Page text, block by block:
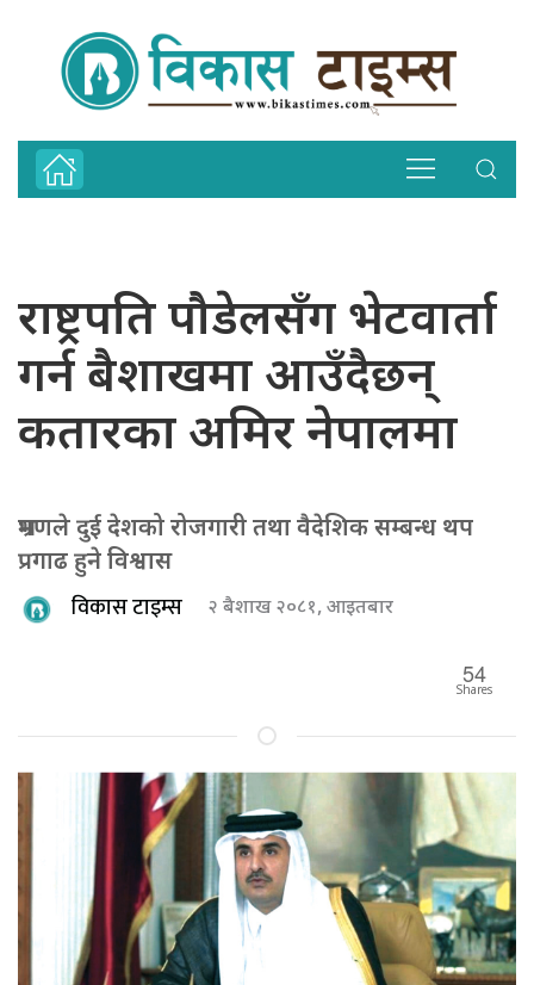
राष्ट्रपति पौडेलसँग भेटवार्ता
गर्न बैशाखमा आउँदैछन्
कतारका अमिर नेपालमा
भ्रमणले दुई देशको रोजगारी तथा वैदेशिक सम्बन्ध थप
प्रगाढ हुने विश्वास
विकास टाइम्स २ बैशाख २०८१, आइतबार
54
Shares